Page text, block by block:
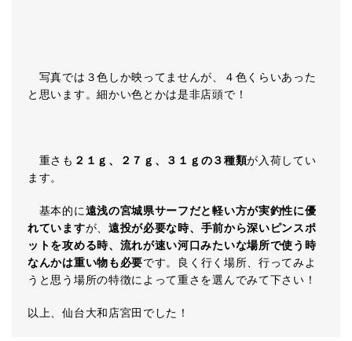
写真では３色しか映ってませんが、４色くらいあった
と思います。細かい色とかは是非店頭で！
重さも ２１ｇ、２７ｇ、３１ｇの３種類が入荷してい
ます。
基本的に遠浅の宮城県サーフだと軽い方が実釣性に優
れていますが、 遠投が必要な時、手前から深いピンスポ
ットを攻める時、流れが速い河口みたいな場所で使う時
なんかは重い物も必要です。良く行く場所、行ってみよ
うと思う場所の特徴によって重さを選んでみて下さい！
以上、仙台大和店宮田でした！